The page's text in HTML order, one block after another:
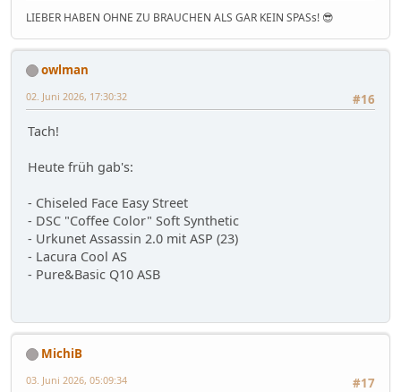
LIEBER HABEN OHNE ZU BRAUCHEN ALS GAR KEIN SPASs! 😎
owlman
#16
02. Juni 2026, 17:30:32
Tach!
Heute früh gab's:
- Chiseled Face Easy Street
- DSC "Coffee Color" Soft Synthetic
- Urkunet Assassin 2.0 mit ASP (23)
- Lacura Cool AS
- Pure&Basic Q10 ASB
MichiB
#17
03. Juni 2026, 05:09:34